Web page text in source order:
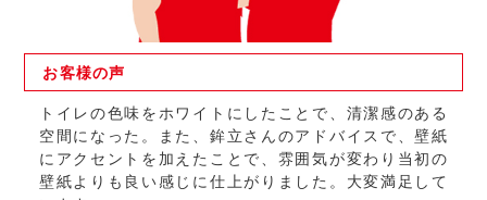
お客様の声
トイレの色味をホワイトにしたことで、清潔感のある
空間になった。また、鉾立さんのアドバイスで、壁紙
にアクセントを加えたことで、雰囲気が変わり当初の
壁紙よりも良い感じに仕上がりました。大変満足して